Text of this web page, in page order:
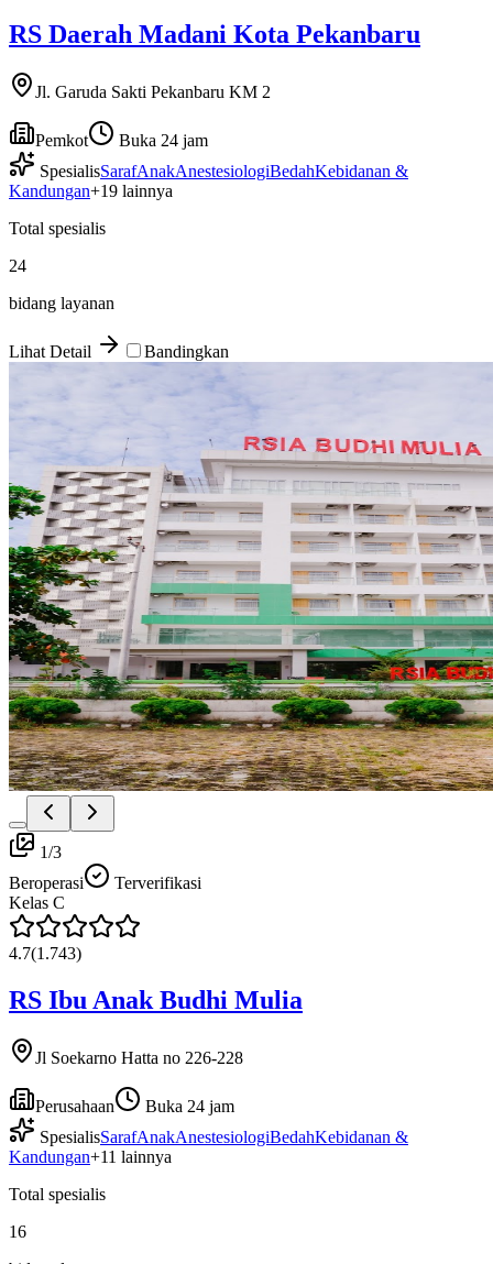
RS Daerah Madani Kota Pekanbaru
Jl. Garuda Sakti Pekanbaru KM 2
Pemkot
Buka 24 jam
SpesialisSarafAnakAnestesiologiBedahKebidanan &
Kandungan+19 lainnya
Total spesialis
24
bidang layanan
Lihat Detail Bandingkan
1/3
Beroperasi
Terverifikasi
Kelas C
4.7(1.743)
RS Ibu Anak Budhi Mulia
Jl Soekarno Hatta no 226-228
Perusahaan
Buka 24 jam
SpesialisSarafAnakAnestesiologiBedahKebidanan &
Kandungan+11 lainnya
Total spesialis
16